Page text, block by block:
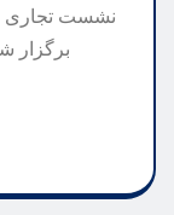
نشست تجاری
برگزار